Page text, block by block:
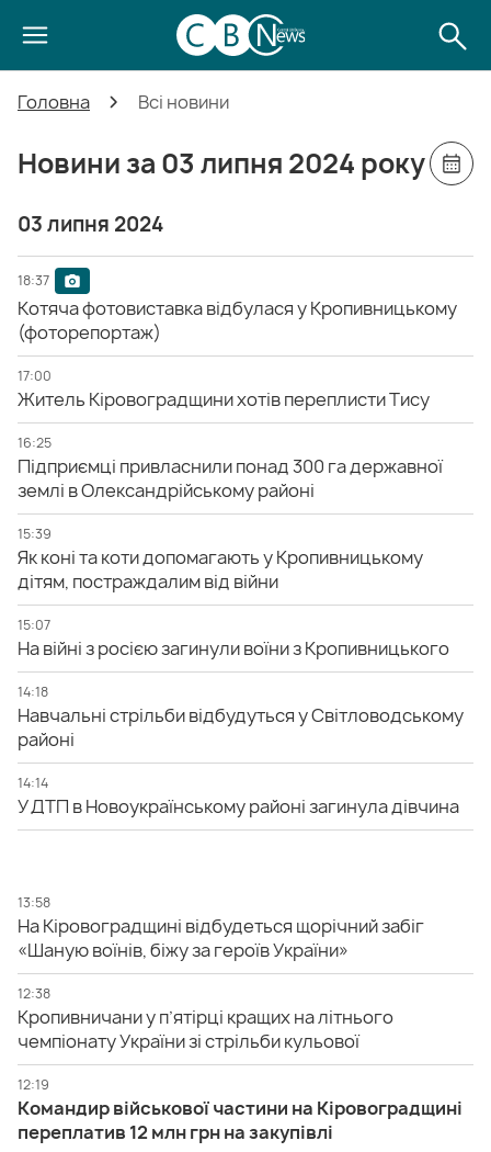
Головна Всі новини
Новини за 03 липня 2024 року
03 липня 2024
18:37
Котяча фотовиставка відбулася у Кропивницькому
(фоторепортаж)
17:00
Житель Кіровоградщини хотів переплисти Тису
16:25
Підприємці привласнили понад 300 га державної
землі в Олександрійському районі
15:39
Як коні та коти допомагають у Кропивницькому
дітям, постраждалим від війни
15:07
На війні з росією загинули воїни з Кропивницького
14:18
Навчальні стрільби відбудуться у Світловодському
районі
14:14
У ДТП в Новоукраїнському районі загинула дівчина
13:58
На Кіровоградщині відбудеться щорічний забіг
«Шаную воїнів, біжу за героїв України»
12:38
Кропивничани у п’ятірці кращих на літнього
чемпіонату України зі стрільби кульової
12:19
Командир військової частини на Кіровоградщині
переплатив 12 млн грн на закупівлі